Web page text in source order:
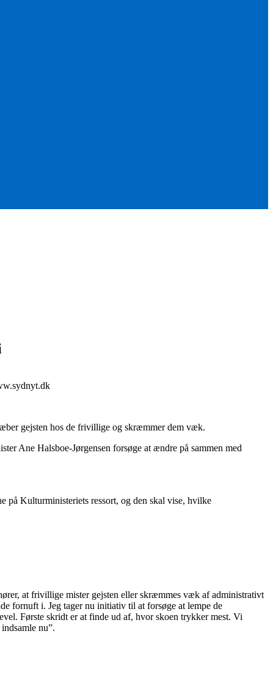
gejsten hos de frivillige og skræmmer dem væk.
Ane Halsboe-Jørgensen forsøge at ændre på sammen med
på Kulturministeriets ressort, og den skal vise, hvilke
at frivillige mister gejsten eller skræmmes væk af administrativt
fornuft i. Jeg tager nu initiativ til at forsøge at lempe de
Første skridt er at finde ud af, hvor skoen trykker mest. Vi
nu”.